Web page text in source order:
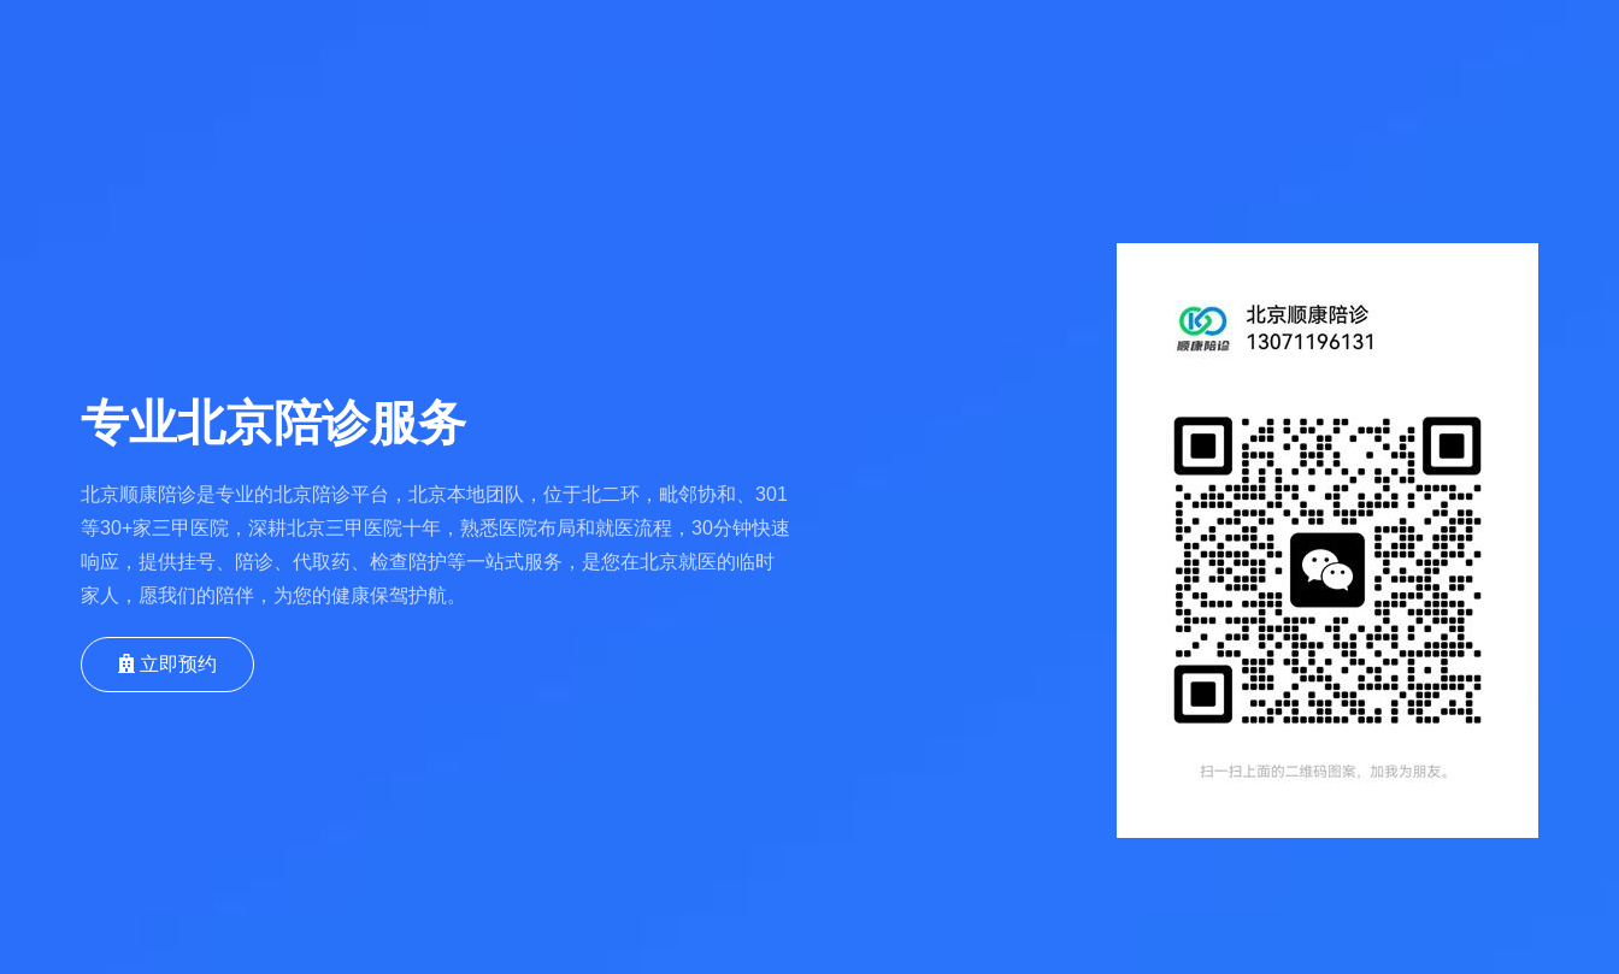
专业北京陪诊服务
北京顺康陪诊是专业的北京陪诊平台，北京本地团队，位于北二环，毗邻协和、301
等30+家三甲医院，深耕北京三甲医院十年，熟悉医院布局和就医流程，30分钟快速
响应，提供挂号、陪诊、代取药、检查陪护等一站式服务，是您在北京就医的临时
家人，愿我们的陪伴，为您的健康保驾护航。
立即预约